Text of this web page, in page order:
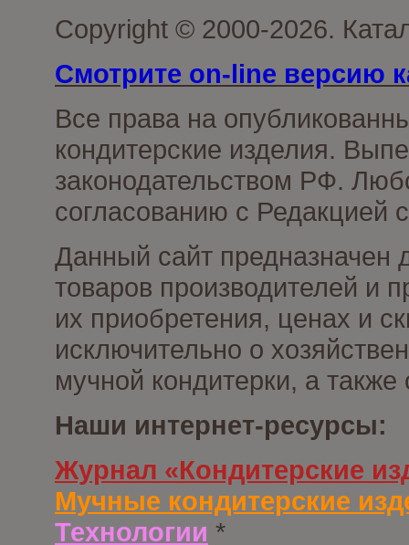
Copyright © 2000-2026.
Смотрите on-line версию
Все права на
кондитерские изделия.
законодательством РФ.
согласованию с Редакцией
Данный сайт предназначен
товаров производителей и
их приобретения, ценах и
исключительно о
мучной кондитерки, а
Наши интернет-ресурсы:
Журнал «Кондитерские
Мучные кондитерские
Технологии *